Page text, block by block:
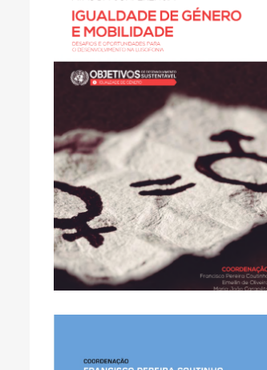
Coordenação: Francisco
Pereira Coutinho, Emellin
de Oliveira, Maria João
Carapêto: Atas da
Conferência – Igualdade
de Género e mobilidade –
Desafios e oportunidade
para o desenvolvimento
na Lusofonia
CLICK HERE FOR OPEN
ACCESS